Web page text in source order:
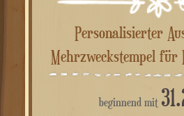
Personalisierter Ausstecher –
Mehrzweckstempel für
beginnend mit